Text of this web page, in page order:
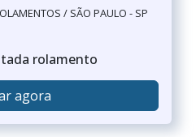
/ SÃO PAULO - SP
rolamento
agora